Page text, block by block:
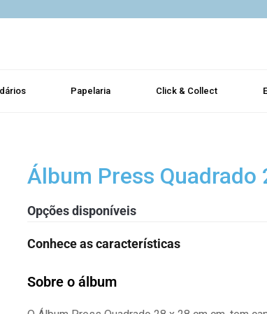
Papelaria Click & Collect
Álbum Press Quadrado
Opções disponíveis
Conhece as características
Sobre o álbum